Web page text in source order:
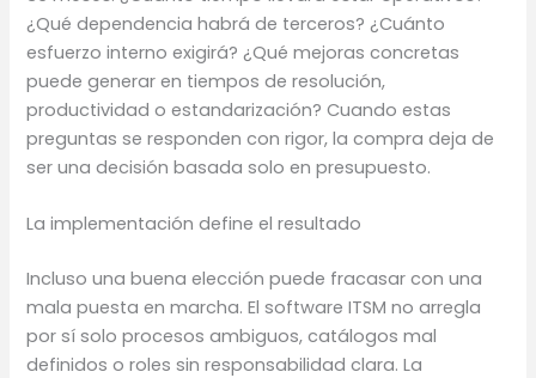
¿Qué dependencia habrá de terceros? ¿Cuánto
esfuerzo interno exigirá? ¿Qué mejoras concretas
puede generar en tiempos de resolución,
productividad o estandarización? Cuando estas
preguntas se responden con rigor, la compra deja de
ser una decisión basada solo en presupuesto.
La implementación define el resultado
Incluso una buena elección puede fracasar con una
mala puesta en marcha. El software ITSM no arregla
por sí solo procesos ambiguos, catálogos mal
definidos o roles sin responsabilidad clara. La